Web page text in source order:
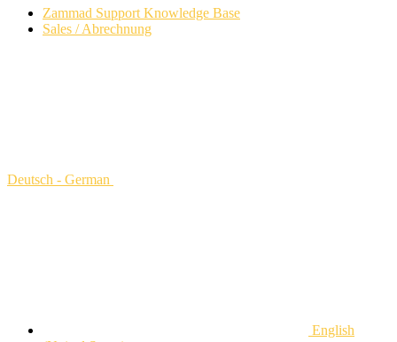
Zammad Support Knowledge Base
Sales / Abrechnung
Deutsch - German
English